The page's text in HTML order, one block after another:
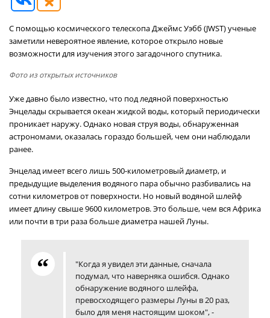
С помощью космического телескопа Джеймс Уэбб (JWST) ученые
заметили невероятное явление, которое открыло новые
возможности для изучения этого загадочного спутника.
Фото из открытых источников
Уже давно было известно, что под ледяной поверхностью
Энцелады скрывается океан жидкой воды, который периодически
проникает наружу. Однако новая струя воды, обнаруженная
астрономами, оказалась гораздо большей, чем они наблюдали
ранее.
Энцелад имеет всего лишь 500-километровый диаметр, и
предыдущие выделения водяного пара обычно разбивались на
сотни километров от поверхности. Но новый водяной шлейф
имеет длину свыше 9600 километров. Это больше, чем вся Африка
или почти в три раза больше диаметра нашей Луны.
"Когда я увидел эти данные, сначала
подумал, что наверняка ошибся. Однако
обнаружение водяного шлейфа,
превосходящего размеры Луны в 20 раз,
было для меня настоящим шоком", -